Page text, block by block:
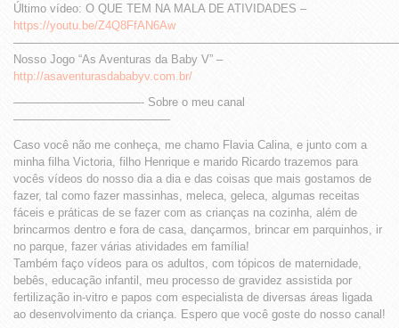
Último vídeo: O QUE TEM NA MALA DE ATIVIDADES –
https://youtu.be/Z4Q8FfAN6Aw
Nosso Jogo “As Aventuras da Baby V” –
http://asaventurasdababyv.com.br/
———————————- Sobre o meu canal
—————————————–
Caso você não me conheça, me chamo Flavia Calina, e junto com a
minha filha Victoria, filho Henrique e marido Ricardo trazemos para
vocês vídeos do nosso dia a dia e das coisas que mais gostamos de
fazer, tal como fazer massinhas, meleca, geleca, algumas receitas
fáceis e práticas de se fazer com as crianças na cozinha, além de
brincarmos dentro e fora de casa, dançarmos, brincar em parquinhos, ir
no parque, fazer várias atividades em família!
Também faço vídeos para os adultos, com tópicos de maternidade,
bebês, educação infantil, meu processo de gravidez assistida por
fertilização in-vitro e papos com especialista de diversas áreas ligada
ao desenvolvimento da criança. Espero que você goste do nosso canal!